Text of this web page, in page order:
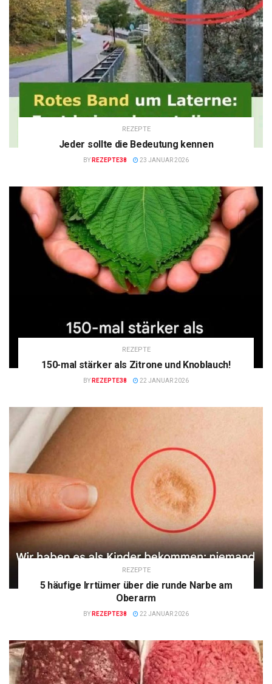
REZEPTE
Jeder sollte die Bedeutung kennen
BY REZEPTE38 23 JANUAR 2026
REZEPTE
150-mal stärker als Zitrone und Knoblauch!
BY REZEPTE38 22 JANUAR 2026
REZEPTE
5 häufige Irrtümer über die runde Narbe am
Oberarm
BY REZEPTE38 22 JANUAR 2026